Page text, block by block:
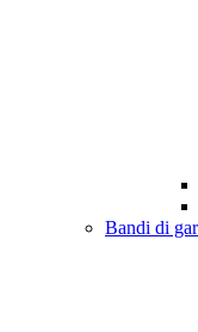
Bandi di